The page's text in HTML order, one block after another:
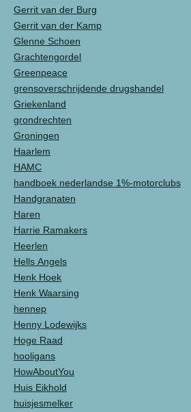
Gerrit van der Burg
Gerrit van der Kamp
Glenne Schoen
Grachtengordel
Greenpeace
grensoverschrijdende drugshandel
Griekenland
grondrechten
Groningen
Haarlem
HAMC
handboek nederlandse 1%-motorclubs
Handgranaten
Haren
Harrie Ramakers
Heerlen
Hells Angels
Henk Hoek
Henk Waarsing
hennep
Henny Lodewijks
Hoge Raad
hooligans
HowAboutYou
Huis Eikhold
huisjesmelker